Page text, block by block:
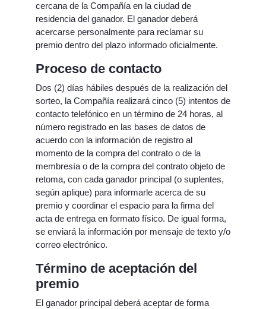
cercana de la Compañía en la ciudad de
residencia del ganador. El ganador deberá
acercarse personalmente para reclamar su
premio dentro del plazo informado oficialmente.
Proceso de contacto
Dos (2) días hábiles después de la realización del
sorteo, la Compañía realizará cinco (5) intentos de
contacto telefónico en un término de 24 horas, al
número registrado en las bases de datos de
acuerdo con la información de registro al
momento de la compra del contrato o de la
membresía o de la compra del contrato objeto de
retoma, con cada ganador principal (o suplentes,
según aplique) para informarle acerca de su
premio y coordinar el espacio para la firma del
acta de entrega en formato físico. De igual forma,
se enviará la información por mensaje de texto y/o
correo electrónico.
Término de aceptación del
premio
El ganador principal deberá aceptar de forma